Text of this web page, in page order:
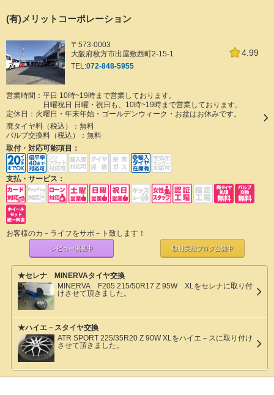
(有)メリットコーポレーション
4.99
〒573-0003
大阪府枚方市出屋敷西町2-15-1
TEL:072-848-5955
営業時間：平日 10時~19時まで営業しております。
日曜祝日 日曜・祝日も、10時~19時まで営業しております。
定休日： 火曜日・年末年始・ゴールデンウィーク・お盆はお休みです。
廃タイヤ料（税込）： 無料
バルブ交換料（税込）： 無料
取付・対応可能項目：
支払・サービス：
お客様のカ－ライフをサポ－ト致します！
レビュー掲載中 取付実績ブログ公開中
★セレナ MINERVAタイヤ交換
MINERVA F205 215/50R17 Z 95W XLをセレナに取り付
けさせて頂きました。
★ハイエ－スタイヤ交換
ATR SPORT 225/35R20 Z 90W XLをハイエ－スに取り付け
させて頂きました。